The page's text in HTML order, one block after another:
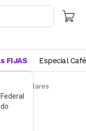
FIJAS Especial Café
para celulares